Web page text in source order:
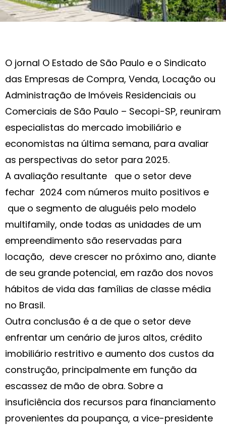
O jornal O Estado de São Paulo e o Sindicato
das Empresas de Compra, Venda, Locação ou
Administração de Imóveis Residenciais ou
Comerciais de São Paulo – Secopi-SP, reuniram
especialistas do mercado imobiliário e
economistas na última semana, para avaliar
as perspectivas do setor para 2025.
A avaliação resultante que o setor deve
fechar 2024 com números muito positivos e
que o segmento de aluguéis pelo modelo
multifamily, onde todas as unidades de um
empreendimento são reservadas para
locação, deve crescer no próximo ano, diante
de seu grande potencial, em razão dos novos
hábitos de vida das famílias de classe média
no Brasil.
Outra conclusão é a de que o setor deve
enfrentar um cenário de juros altos, crédito
imobiliário restritivo e aumento dos custos da
construção, principalmente em função da
escassez de mão de obra. Sobre a
insuficiência dos recursos para financiamento
provenientes da poupança, a vice-presidente